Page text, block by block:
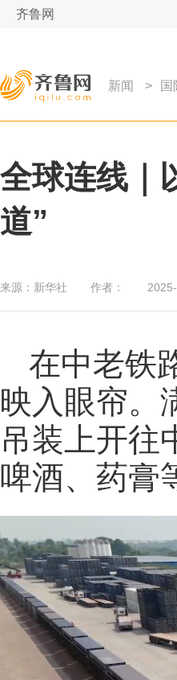
齐鲁网
新闻 > 国
全球连线｜
道”
来源： 新华社 作者：
在中老铁
映入眼帘。
吊装上开往
啤酒、药膏